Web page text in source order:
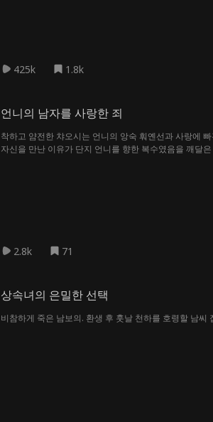
425k 1.8k
언니의 남자를 사랑한 죄
착하고 얌전한 챠오시는 언니의 앙숙 훠옌선과 사랑에
자신을 만난 이유가 단지 언니를 향한 복수였음을 깨달
2.8k 71
상속녀의 은밀한 선택
비참하게 죽은 남보의. 환생 후 훗날 천하를 호령할 남씨